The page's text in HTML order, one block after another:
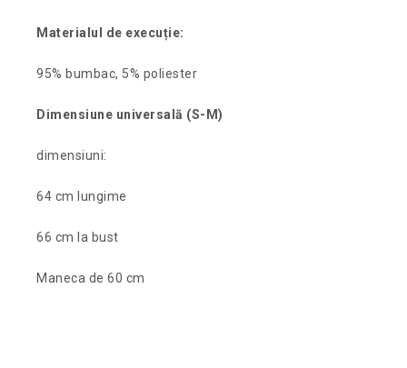
Materialul de execuție:
95% bumbac, 5% poliester
Dimensiune universală (S-M)
dimensiuni:
64 cm lungime
66 cm la bust
Maneca de 60 cm